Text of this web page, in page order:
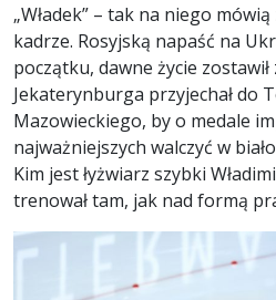
„Władek” – tak na niego
kadrze. Rosyjską napaść na
początku, dawne życie
Jekaterynburga przyjechał do
Mazowieckiego, by o medale
najważniejszych walczyć w
Kim jest łyżwiarz szybki
trenował tam, jak nad formą